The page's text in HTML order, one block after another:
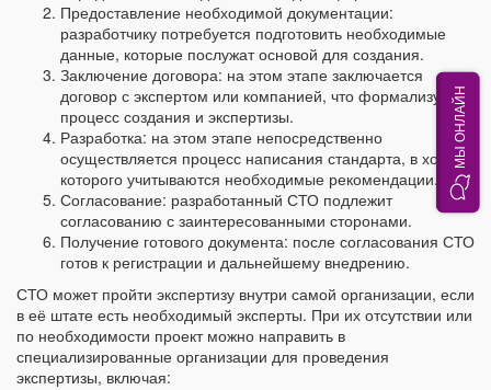
Предоставление необходимой документации:
разработчику потребуется подготовить необходимые
данные, которые послужат основой для создания.
Заключение договора: на этом этапе заключается
договор с экспертом или компанией, что формализует
процесс создания и экспертизы.
Разработка: на этом этапе непосредственно
осуществляется процесс написания стандарта, в ходе
которого учитываются необходимые рекомендации.
Согласование: разработанный СТО подлежит
согласованию с заинтересованными сторонами.
Получение готового документа: после согласования СТО
готов к регистрации и дальнейшему внедрению.
СТО может пройти экспертизу внутри самой организации, если
в её штате есть необходимый эксперты. При их отсутствии или
по необходимости проект можно направить в
специализированные организации для проведения
экспертизы, включая:
МЫ ОНЛАЙН